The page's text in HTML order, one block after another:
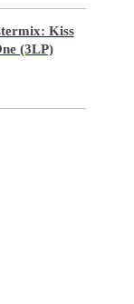
Kiss
(3LP)